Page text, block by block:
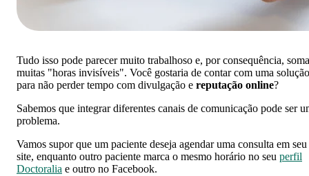
Tudo isso pode parecer muito trabalhoso e, por consequência,
muitas "horas invisíveis". Você gostaria de contar com uma solução
para não perder tempo com divulgação e reputação online?
Sabemos que integrar diferentes canais de comunicação pode ser
problema.
Vamos supor que um paciente deseja agendar uma consulta em seu
site, enquanto outro paciente marca o mesmo horário no seu perfil
Doctoralia e outro no Facebook.